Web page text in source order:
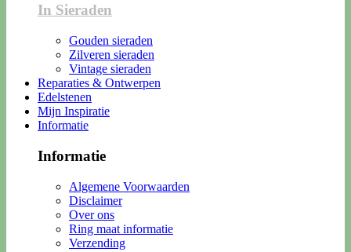
In Sieraden
Gouden sieraden
Zilveren sieraden
Vintage sieraden
Reparaties & Ontwerpen
Edelstenen
Mijn Inspiratie
Informatie
Informatie
Algemene Voorwaarden
Disclaimer
Over ons
Ring maat informatie
Verzending